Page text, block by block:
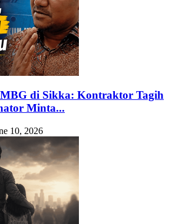
di Sikka: Kontraktor Tagih
Minta...
10, 2026